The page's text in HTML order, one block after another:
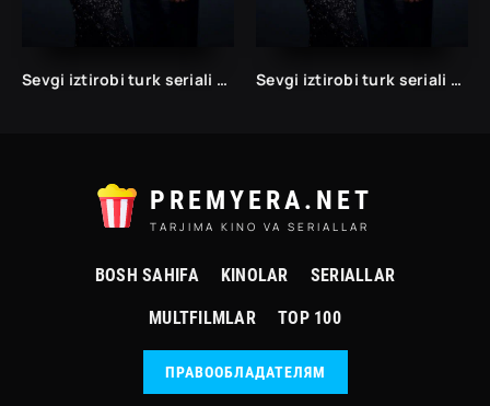
Sevgi iztirobi turk seriali 1 va 2 Fasil Uzbek tilida Barcha qismlar Sevgi iztirobi turk seriali 1 va 2 Fasil Uzbek tilida Barcha qismlar
PREMYERA.NET
TARJIMA KINO VA SERIALLAR
BOSH SAHIFA KINOLAR SERIALLAR
MULTFILMLAR TOP 100
ПРАВООБЛАДАТЕЛЯМ